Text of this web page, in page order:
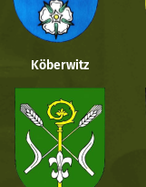
Köberwitz